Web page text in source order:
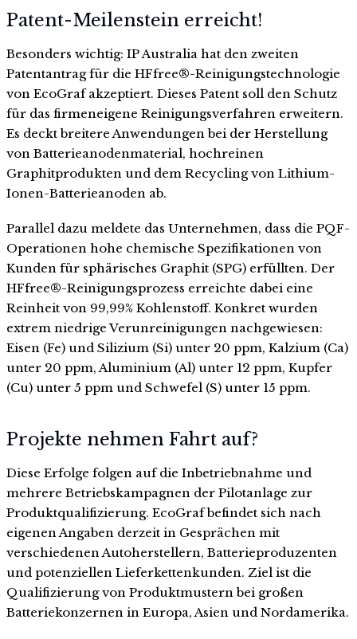
Patent-Meilenstein erreicht!
Besonders wichtig: IP Australia hat den zweiten
Patentantrag für die HFfree®-Reinigungstechnologie
von EcoGraf akzeptiert. Dieses Patent soll den Schutz
für das firmeneigene Reinigungsverfahren erweitern.
Es deckt breitere Anwendungen bei der Herstellung
von Batterieanodenmaterial, hochreinen
Graphitprodukten und dem Recycling von Lithium-
Ionen-Batterieanoden ab.
Parallel dazu meldete das Unternehmen, dass die PQF-
Operationen hohe chemische Spezifikationen von
Kunden für sphärisches Graphit (SPG) erfüllten. Der
HFfree®-Reinigungsprozess erreichte dabei eine
Reinheit von 99,99% Kohlenstoff. Konkret wurden
extrem niedrige Verunreinigungen nachgewiesen:
Eisen (Fe) und Silizium (Si) unter 20 ppm, Kalzium (Ca)
unter 20 ppm, Aluminium (Al) unter 12 ppm, Kupfer
(Cu) unter 5 ppm und Schwefel (S) unter 15 ppm.
Projekte nehmen Fahrt auf?
Diese Erfolge folgen auf die Inbetriebnahme und
mehrere Betriebskampagnen der Pilotanlage zur
Produktqualifizierung. EcoGraf befindet sich nach
eigenen Angaben derzeit in Gesprächen mit
verschiedenen Autoherstellern, Batterieproduzenten
und potenziellen Lieferkettenkunden. Ziel ist die
Qualifizierung von Produktmustern bei großen
Batteriekonzernen in Europa, Asien und Nordamerika.